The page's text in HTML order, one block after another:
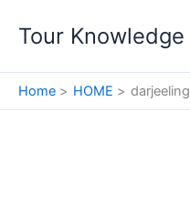
Tour Knowledge
Home HOME